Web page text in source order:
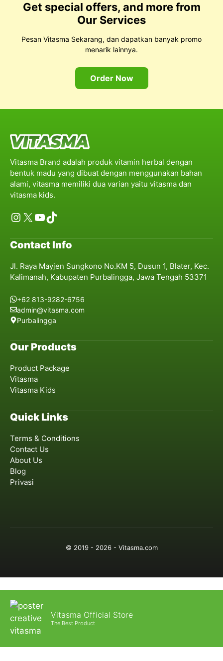
Get special offers, and more from
Our Services
Pesan Vitasma Sekarang, dan dapatkan banyak promo
menarik lainnya.
Order Now
Vitasma Brand adalah produk vitamin herbal dengan
bentuk madu yang dibuat dengan menggunakan bahan
alami, vitasma memiliki dua varian yaitu vitasma dan
vitasma kids.
Instagram
X YouTube
TikTok
Contact Info
Jl. Raya Mayjen Sungkono No.KM 5, Dusun 1, Blater, Kec.
Kalimanah, Kabupaten Purbalingga, Jawa Tengah 53371
+62 813-9282-6756
admin@vitasma.com
Purbalingga
Our Products
Product Package
Vitasma
Vitasma Kids
Quick Links
Terms & Conditions
Contact Us
About Us
Blog
Privasi
© 2019 - 2026 - Vitasma.com
Vitasma Official Store
The Best Product